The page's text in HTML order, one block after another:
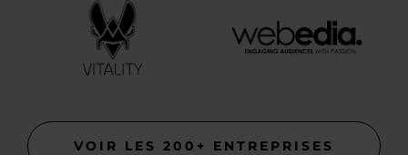
VOIR LES 200+ ENTREPRISES